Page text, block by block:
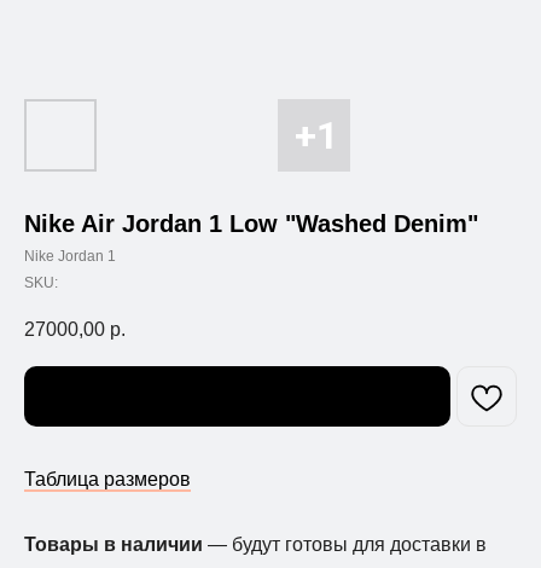
Nike Air Jordan 1 Low "Washed Denim"
Nike Jordan 1
SKU:
27000,00 р.
Таблица размеров
Товары в наличии — будут готовы для доставки в